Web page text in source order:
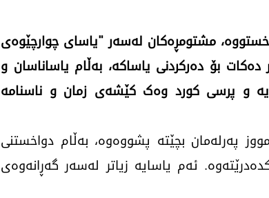
مشتومڕەکان لەسەر "یاسای چوارچێوەی
بۆ دەرکردنی یاساکە، بەڵام یاساناسان و
و پرسی کورد وەک کێشەی زمان و ناسنامە
فەرمی تورکیا، دەبوو لە 1ی تەممووز پەرلەمان بچێتە پشووەوە، بەڵام دواخستنی
ئەم یاسایە زیاتر لەسەر گەڕانەوەی